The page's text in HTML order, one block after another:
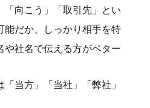
「向こう」「取引先」とい
能だか、しっかり相手を特
や社名で伝える方がベター
「当方」「当社」「弊社」